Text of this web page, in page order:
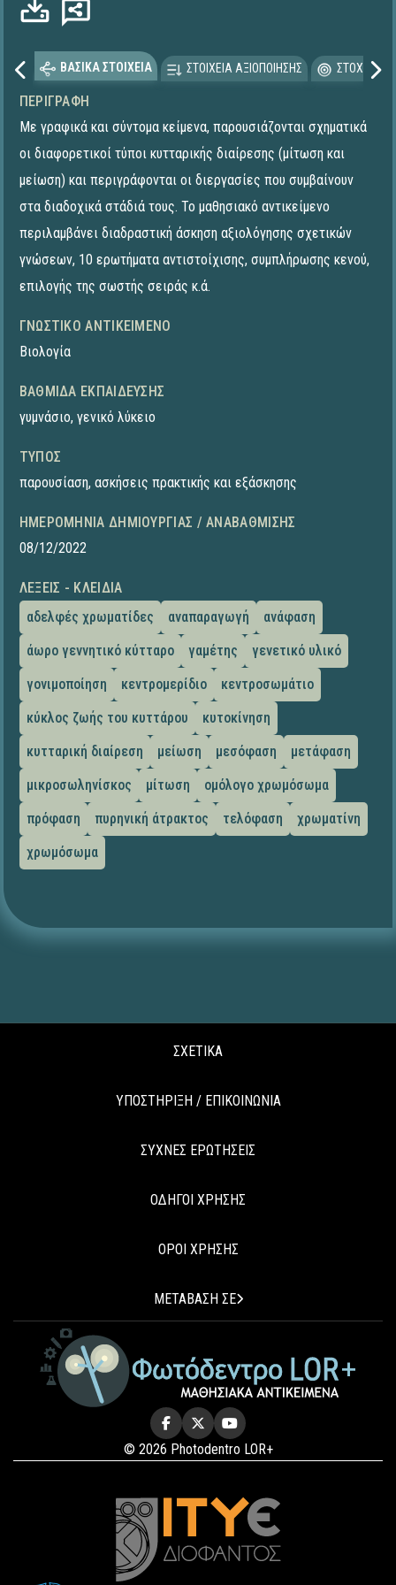
ΒΑΣΙΚΑ ΣΤΟΙΧΕΙΑ ΣΤΟΙΧΕΙΑ ΑΞΙΟΠΟΙΗΣΗΣ
ΠΕΡΙΓΡΑΦΉ
Με γραφικά και σύντομα κείμενα, παρουσιάζονται σχηματικά
οι διαφορετικοί τύποι κυτταρικής διαίρεσης (μίτωση και
μείωση) και περιγράφονται οι διεργασίες που συμβαίνουν
στα διαδοχικά στάδιά τους. Το μαθησιακό αντικείμενο
περιλαμβάνει διαδραστική άσκηση αξιολόγησης σχετικών
γνώσεων, 10 ερωτήματα αντιστοίχισης, συμπλήρωσης κενού,
επιλογής της σωστής σειράς κ.ά.
ΓΝΩΣΤΙΚΌ ΑΝΤΙΚΕΊΜΕΝΟ
Βιολογία
ΒΑΘΜΊΔΑ ΕΚΠΑΊΔΕΥΣΗΣ
γυμνάσιο, γενικό λύκειο
ΤΎΠΟΣ
παρουσίαση, ασκήσεις πρακτικής και εξάσκησης
ΗΜΕΡΟΜΗΝΊΑ ΔΗΜΙΟΥΡΓΊΑΣ / ΑΝΑΒΆΘΜΙΣΗΣ
08/12/2022
ΛΈΞΕΙΣ - ΚΛΕΙΔΙΆ
αδελφές χρωματίδες
αναπαραγωγή
ανάφαση
άωρο γεννητικό κύτταρο
γαμέτης
γενετικό υλικό
γονιμοποίηση
κεντρομερίδιο
κεντροσωμάτιο
κύκλος ζωής του κυττάρου
κυτοκίνηση
κυτταρική διαίρεση
μείωση μεσόφαση
μετάφαση
μικροσωληνίσκος
μίτωση
ομόλογο χρωμόσωμα
πρόφαση
πυρηνική άτρακτος τελόφαση
χρωματίνη
χρωμόσωμα
ΣΧΕΤΙΚΑ
ΥΠΟΣΤΗΡΙΞΗ / ΕΠΙΚΟΙΝΩΝΙΑ
ΣΥΧΝΕΣ ΕΡΩΤΗΣΕΙΣ
ΟΔΗΓΟΙ ΧΡΗΣΗΣ
ΟΡΟΙ ΧΡΗΣΗΣ
ΜΕΤΑΒΑΣΗ ΣΕ
© 2026 Photodentro LOR+